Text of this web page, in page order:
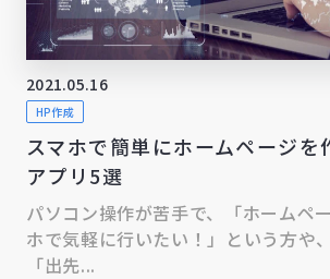
2021.05.16
HP作成
スマホで簡単にホームページを
アプリ5選
パソコン操作が苦手で、「ホームペ
ホで気軽に行いたい！」という方や
「出先...